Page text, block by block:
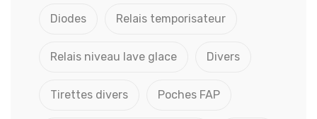
Diodes Relais temporisateur
Relais niveau lave glace Divers
Tirettes divers Poches FAP